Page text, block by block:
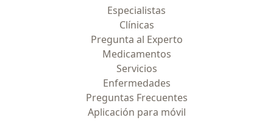
Especialistas
Clínicas
Pregunta al Experto
Medicamentos
Servicios
Enfermedades
Preguntas Frecuentes
Aplicación para móvil